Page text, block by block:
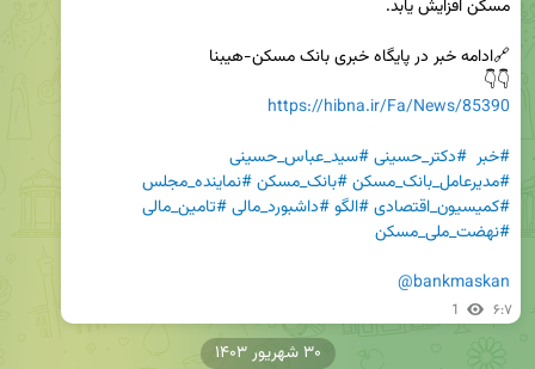
👇👇
https://hibna.ir/Fa/News/85390
#خبر #دکتر_حسینی#سید_عباس_حسینی
#مدیرعامل_بانک_مسکن#بانک_مسکن#نماینده_مجلس
#کمیسیون_اقتصادی#الگو#داشبورد_مالی#تامین_مالی
#نهضت_ملی_مسکن
@bankmaskan
1 ۶:۷
۳۰ شهریور ۱۴۰۳